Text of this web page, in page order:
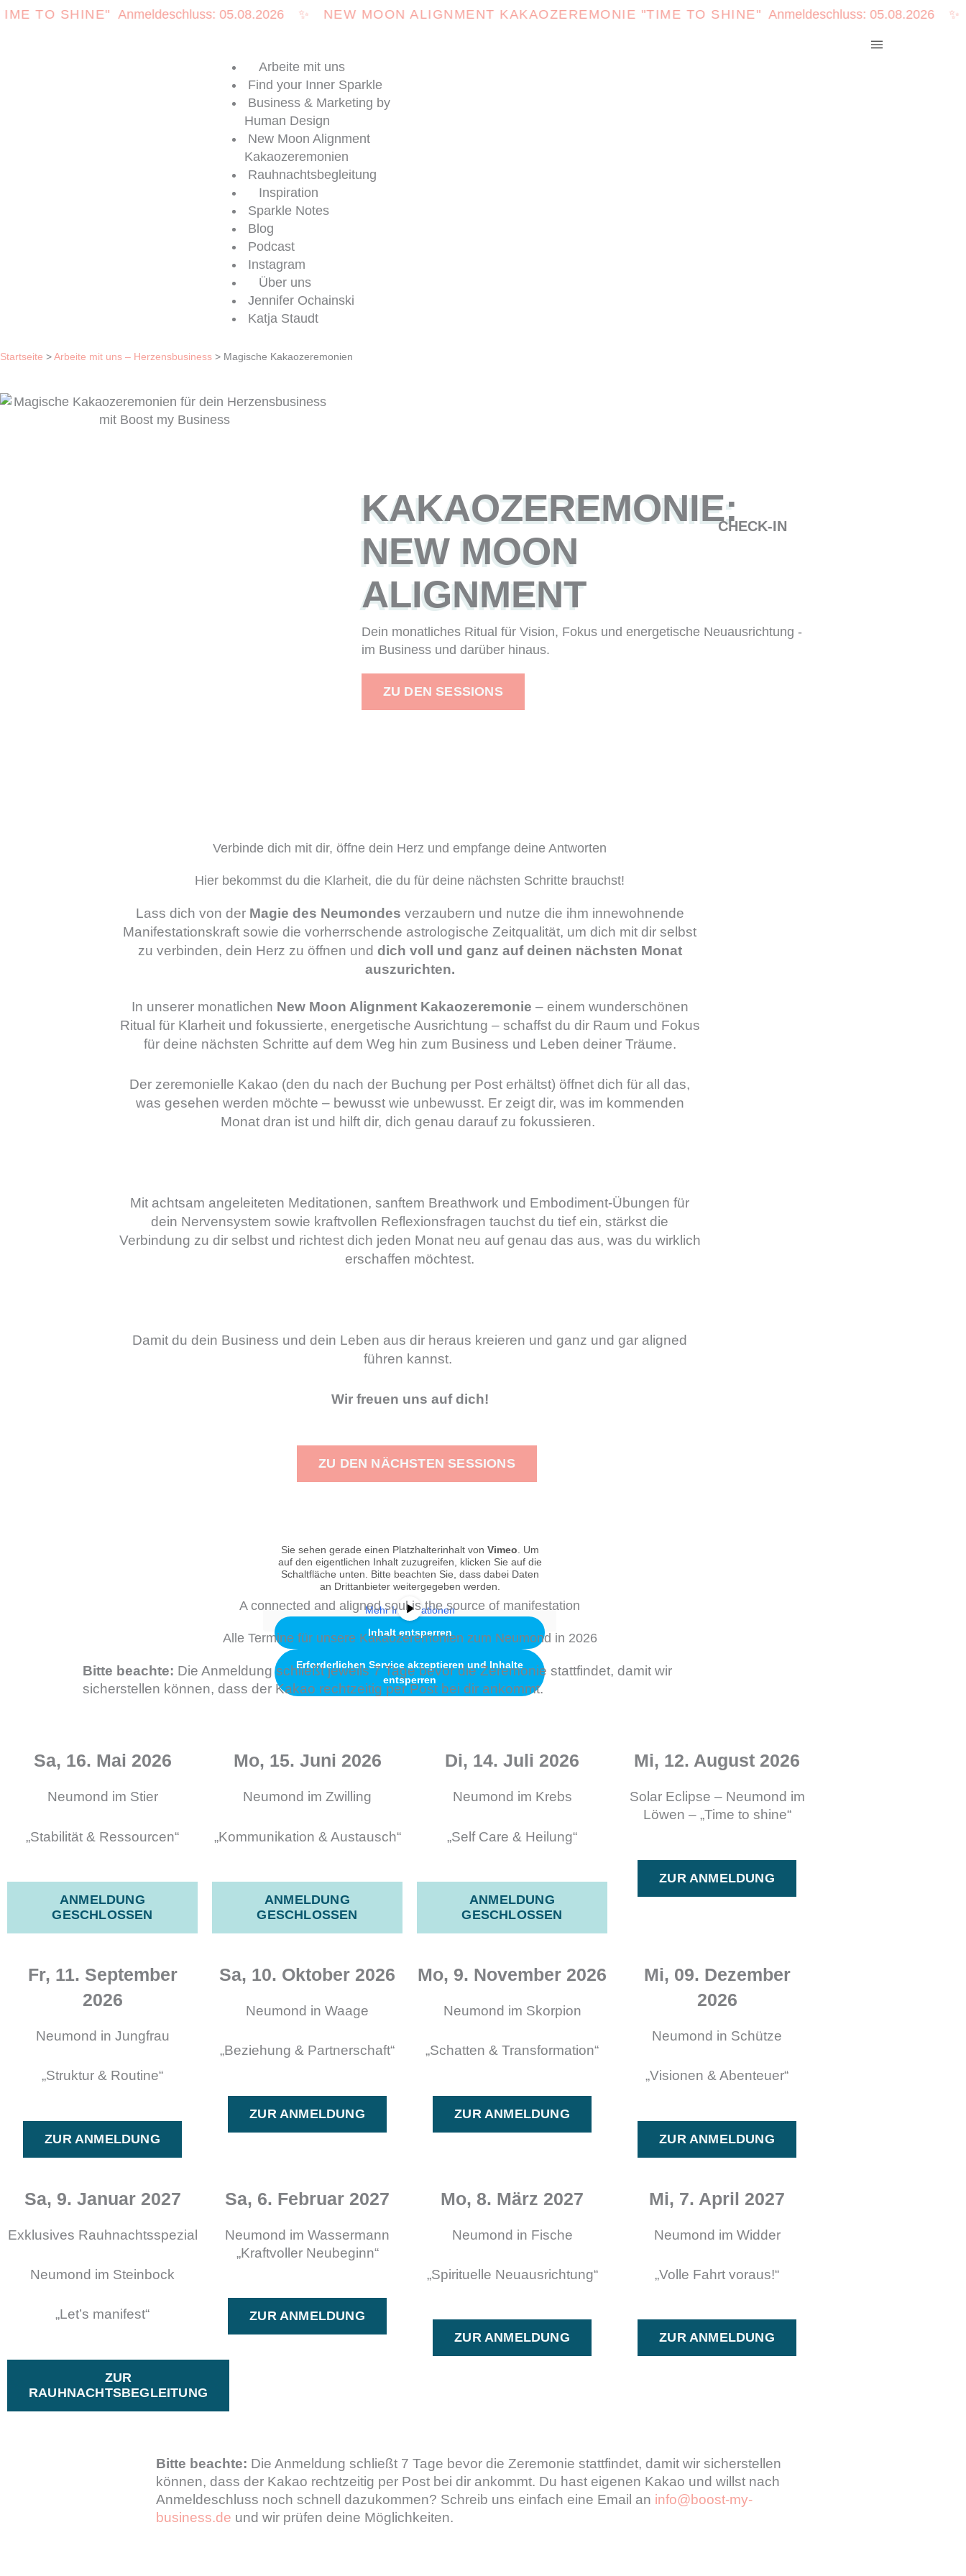
Zum
TO SHINE" Anmeldeschluss: 05.08.2026 ✨ NEW MOON ALIGNMENT KAKAOZEREMONIE "TIME TO SHINE" Anmeldeschluss: 05.08.2026 ✨
Arbeite mit uns
Find your Inner Sparkle
Business & Marketing by
Human Design
New Moon Alignment
Kakaozeremonien
Rauhnachtsbegleitung
Inspiration
Sparkle Notes
Blog
Podcast
Instagram
Über uns
Jennifer Ochainski
Katja Staudt
Startseite >Arbeite mit uns – Herzensbusiness > Magische Kakaozeremonien
KAKAO­ZEREMONIE:
NEW MOON
ALIGNMENT
Dein monatliches Ritual für Vision, Fokus und energetische Neuausrichtung -
im Business und darüber hinaus.
ZU DEN SESSIONS
CHECK-IN
Verbinde dich mit dir, öffne dein Herz und empfange deine Antworten
Hier bekommst du die Klarheit, die du für deine nächsten Schritte brauchst!
Lass dich von der Magie des Neumondes verzaubern und nutze die ihm innewohnende
Manifestationskraft sowie die vorherrschende astrologische Zeitqualität, um dich mit dir selbst
zu verbinden, dein Herz zu öffnen und dich voll und ganz auf deinen nächsten Monat
auszurichten.
In unserer monatlichen New Moon Alignment Kakaozeremonie – einem wunderschönen
Ritual für Klarheit und fokussierte, energetische Ausrichtung – schaffst du dir Raum und Fokus
für deine nächsten Schritte auf dem Weg hin zum Business und Leben deiner Träume.
Der zeremonielle Kakao (den du nach der Buchung per Post erhältst) öffnet dich für all das,
was gesehen werden möchte – bewusst wie unbewusst. Er zeigt dir, was im kommenden
Monat dran ist und hilft dir, dich genau darauf zu fokussieren.
Mit achtsam angeleiteten Meditationen, sanftem Breathwork und Embodiment-Übungen für
dein Nervensystem sowie kraftvollen Reflexionsfragen tauchst du tief ein, stärkst die
Verbindung zu dir selbst und richtest dich jeden Monat neu auf genau das aus, was du wirklich
erschaffen möchtest.
Damit du dein Business und dein Leben aus dir heraus kreieren und ganz und gar aligned
führen kannst.
Wir freuen uns auf dich!
ZU DEN NÄCHSTEN SESSIONS
Sie sehen gerade einen Platzhalterinhalt von Vimeo . Um
auf den eigentlichen Inhalt zuzugreifen, klicken Sie auf die
Schaltfläche unten. Bitte beachten Sie, dass dabei Daten
an Drittanbieter weitergegeben werden.
Mehr Informationen
Inhalt entsperren
Erforderlichen Service akzeptieren und Inhalte
entsperren
A connected and aligned soul is the source of manifestation
Alle Termine für unsere Kakaozeremonien zum Neumond in 2026
Bitte beachte: Die Anmeldung schließt jeweils 7 Tage bevor die Zeremonie stattfindet, damit wir
sicherstellen können, dass der Kakao rechtzeitig per Post bei dir ankommt.
Sa, 16. Mai 2026​
Neumond im Stier
„Stabilität & Ressourcen“
ANMELDUNG
GESCHLOSSEN
Mo, 15. Juni 2026​
Neumond im Zwilling
„Kommunikation & Austausch“
ANMELDUNG
GESCHLOSSEN
Di, 14. Juli 2026​
Neumond im Krebs
„Self Care & Heilung“
ANMELDUNG
GESCHLOSSEN
Mi, 12. August 2026
Solar Eclipse – Neumond im
Löwen – „Time to shine“
ZUR ANMELDUNG
Fr, 11. September
2026
Neumond in Jungfrau
„Struktur & Routine“
ZUR ANMELDUNG
Sa, 10. Oktober 2026​
Neumond in Waage
„Beziehung & Partnerschaft“
ZUR ANMELDUNG
Mo, 9. November 2026
Neumond im Skorpion
„Schatten & Transformation“
ZUR ANMELDUNG
Mi, 09. Dezember
2026
Neumond in Schütze
„Visionen & Abenteuer“
ZUR ANMELDUNG
Sa, 9. Januar 2027
Exklusives Rauhnachtsspezial
Neumond im Steinbock
„Let’s manifest“
ZUR
RAUHNACHTSBEGLEITUNG
Sa, 6. Februar 2027
Neumond im Wassermann
„Kraftvoller Neubeginn“
ZUR ANMELDUNG
Mo, 8. März 2027
Neumond in Fische
„Spirituelle Neuausrichtung“
ZUR ANMELDUNG
Mi, 7. April 2027
Neumond im Widder
„Volle Fahrt voraus!“
ZUR ANMELDUNG
Bitte beachte: Die Anmeldung schließt 7 Tage bevor die Zeremonie stattfindet, damit wir sicherstellen
können, dass der Kakao rechtzeitig per Post bei dir ankommt. Du hast eigenen Kakao und willst nach
Anmeldeschluss noch schnell dazukommen? Schreib uns einfach eine Email an info@boost-my-
business.de und wir prüfen deine Möglichkeiten.